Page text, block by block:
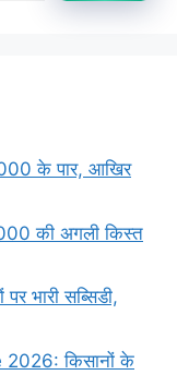
के पार, आखिर
की अगली किस्त
भारी सब्सिडी,
किसानों के